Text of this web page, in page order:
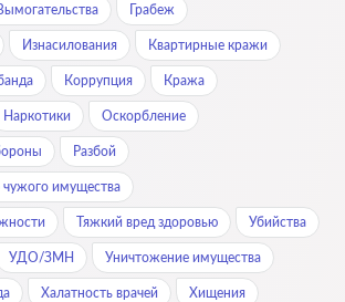
Грабеж
Изнасилования Квартирные кражи
Коррупция Кража
Наркотики Оскорбление
Разбой
чужого имущества
Тяжкий вред здоровью Убийства
УДО/ЗМН Уничтожение имущества
Халатность врачей Хищения